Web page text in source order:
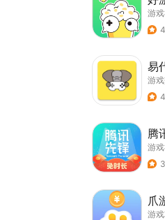
游
易
游
腾
游
爪
游